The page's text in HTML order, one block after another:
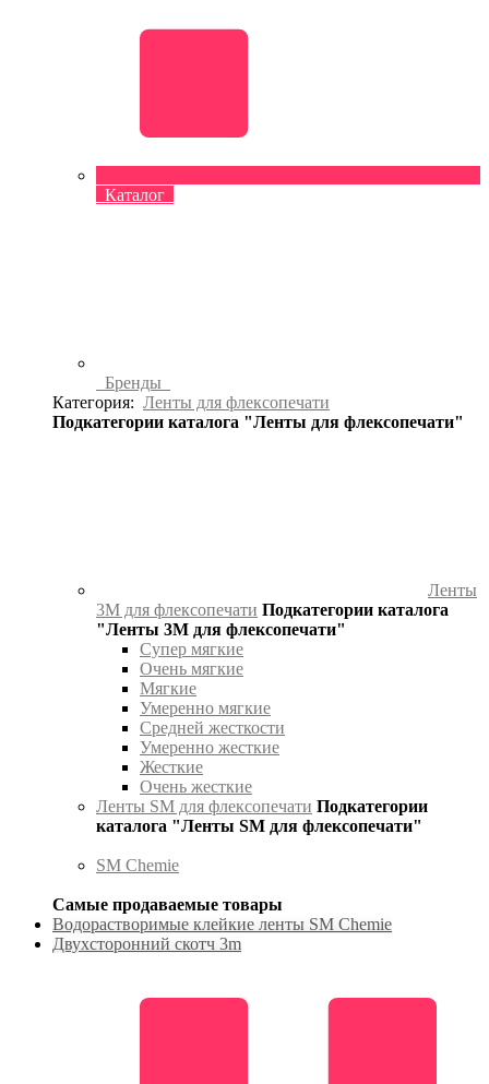
Каталог
Бренды
Категория: Ленты для флексопечати
Подкатегории каталога "Ленты для флексопечати"
Ленты
3М для флексопечати Подкатегории каталога
"Ленты 3М для флексопечати"
Супер мягкие
Очень мягкие
Мягкие
Умеренно мягкие
Средней жесткости
Умеренно жесткие
Жесткие
Очень жесткие
Ленты SM для флексопечати Подкатегории
каталога "Ленты SM для флексопечати"
SM Chemie
Самые продаваемые товары
Водорастворимые клейкие ленты SM Chemie
Двухсторонний скотч 3m